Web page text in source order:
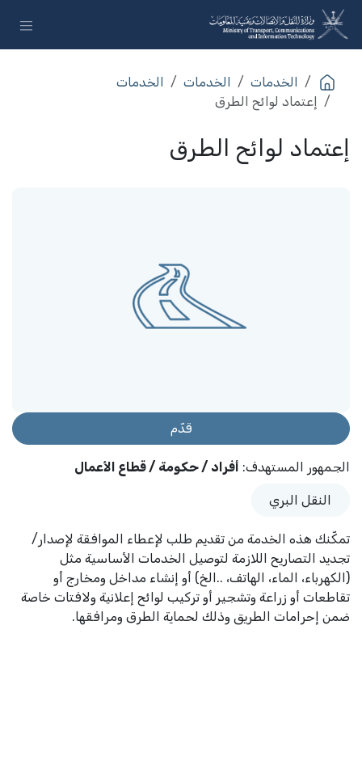
تخطي للذهاب إلى المحتوى
الخدمات​ الخدمات​
الخدمات​
إعتماد لوائح الطرق
إعتماد لوائح الطرق
الجمهور المستهدف: أفراد / حكومة / قطاع الأعمال
النقل البري
تمكّنك هذه الخدمة من تقديم طلب لإعطاء الموافقة لإصدار/
تجديد التصاريح اللازمة لتوصيل الخدمات الأساسية مثل
(الكهرباء، الماء، الهاتف، ..الخ) أو إنشاء مداخل ومخارج أو
تقاطعات أو زراعة وتشجير أو تركيب لوائح إعلانية ولافتات خاصة
ضمن إحرامات الطريق وذلك لحماية الطرق ومرافقها.
قدّم